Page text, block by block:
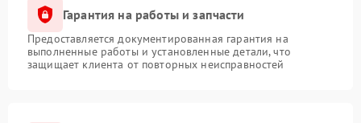
Гарантия на работы и запчасти
Предоставляется документированная гарантия на
выполненные работы и установленные детали, что
защищает клиента от повторных неисправностей